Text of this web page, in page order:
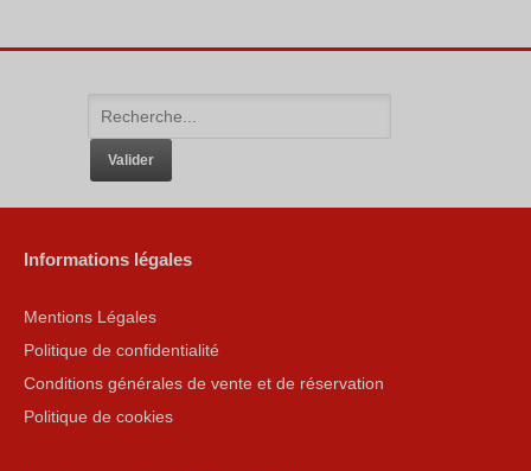
Informations légales
Mentions Légales
Politique de confidentialité
Conditions générales de vente et de réservation
Politique de cookies